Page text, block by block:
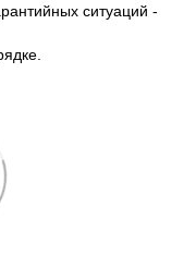
ситуаций -